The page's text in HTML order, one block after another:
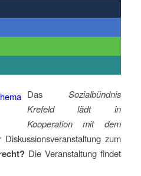
DasSozialbündnis
Krefeld lädt in
Kooperation mit dem
zum
Die Veranstaltung findet